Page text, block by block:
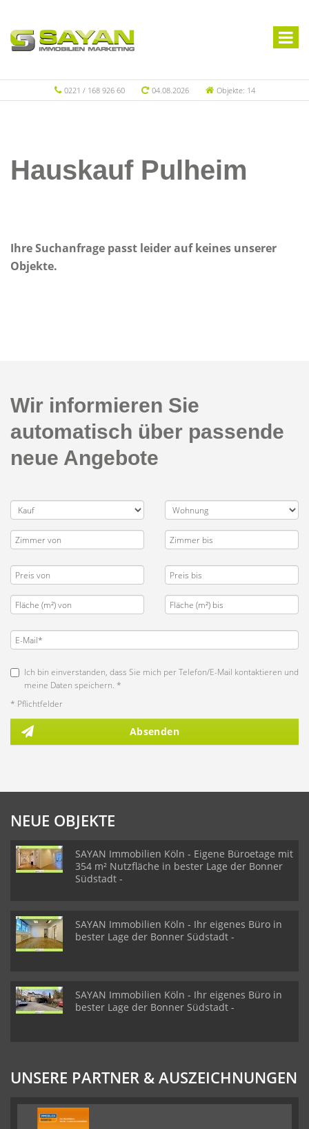
0221 / 168 926 60 04.08.2026 Objekte: 14
Hauskauf Pulheim
Ihre Suchanfrage passt leider auf keines unserer
Objekte.
Wir informieren Sie
automatisch über passende
neue Angebote
Ich bin einverstanden, dass Sie mich per Telefon/E-Mail kontaktieren und
meine Daten speichern. *
* Pflichtfelder
Absenden
NEUE OBJEKTE
SAYAN Immobilien Köln - Eigene Büroetage mit
354 m² Nutzfläche in bester Lage der Bonner
Südstadt -
SAYAN Immobilien Köln - Ihr eigenes Büro in
bester Lage der Bonner Südstadt -
SAYAN Immobilien Köln - Ihr eigenes Büro in
bester Lage der Bonner Südstadt -
UNSERE PARTNER & AUSZEICHNUNGEN